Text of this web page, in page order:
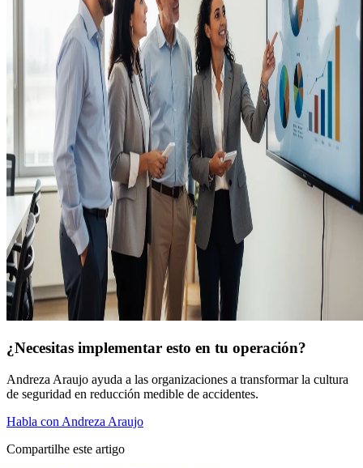
¿Necesitas implementar esto en tu operación?
Andreza Araujo ayuda a las organizaciones a transformar la cultura
de seguridad en reducción medible de accidentes.
Habla con Andreza Araujo
Compartilhe este artigo